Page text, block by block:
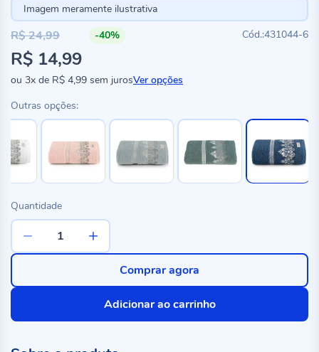
Imagem meramente ilustrativa
-40%
431044-6
Preço
especial
R$ 14,99
R$ 24,99
ou 3x de R$ 4,99 sem jurosVer opções
Outras opções:
Quantidade
Adicionar ao carrinho
Comprar agora